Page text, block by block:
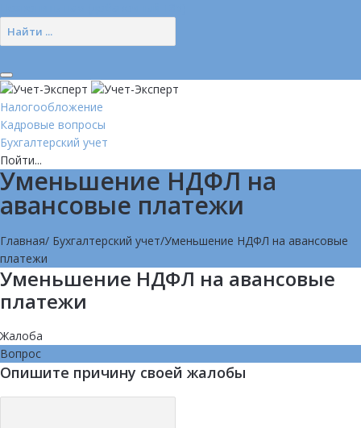
Налогообложение
Кадровые вопросы
Бухгалтерский учет
Пойти...
Уменьшение НДФЛ на
авансовые платежи
Главная/ Бухгалтерский учет/Уменьшение НДФЛ на авансовые
платежи
Уменьшение НДФЛ на авансовые
платежи
Жалоба
Вопрос
Опишите причину своей жалобы